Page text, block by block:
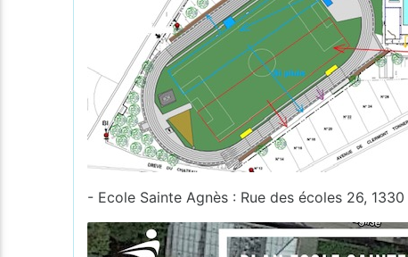
- Ecole Sainte Agnès : Rue des écoles 26,